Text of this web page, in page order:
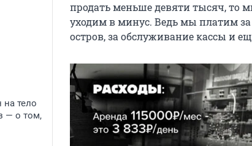
на тело
— о том,
продать меньше девяти тысяч, то
уходим в минус. Ведь мы платим за
остров, за обслуживание кассы и